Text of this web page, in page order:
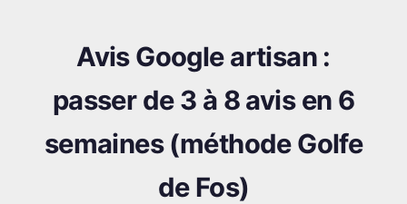
Avis Google artisan :
passer de 3 à 8 avis en 6
semaines (méthode Golfe
de Fos)